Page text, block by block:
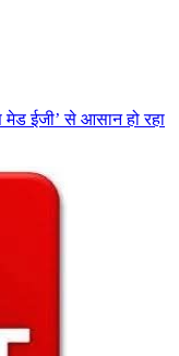
मेड ईजी’ से आसान हो रहा